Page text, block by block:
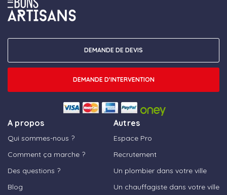
A propos
Qui sommes-nous ?
Comment ça marche ?
Des questions ?
Blog
Autres
Espace Pro
Recrutement
Un plombier dans votre ville
Un chauffagiste dans votre ville
DEMANDE DE DEVIS
DEMANDE D'INTERVENTION